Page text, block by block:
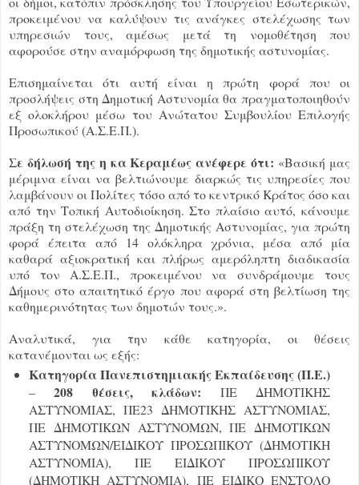
προκειμένου να καλύψουν τις ανάγκες στελέχωσης των
υπηρεσιών τους, αμέσως μετά τη νομοθέτηση που
αφορούσε στην αναμόρφωση της δημοτικής αστυνομίας.
Επισημαίνεται ότι αυτή είναι η πρώτη φορά που οι
προσλήψεις στη Δημοτική Αστυνομία θα πραγματοποιηθούν
εξ ολοκλήρου μέσω του Ανώτατου Συμβουλίου Επιλογής
Προσωπικού (Α.Σ.Ε.Π.).
Σε δήλωσή της η κα Κεραμέως ανέφερε ότι: «Βασική μας
μέριμνα είναι να βελτιώνουμε διαρκώς τις υπηρεσίες που
λαμβάνουν οι Πολίτες τόσο από το κεντρικό Κράτος όσο και
από την Τοπική Αυτοδιοίκηση. Στο πλαίσιο αυτό, κάνουμε
πράξη τη στελέχωση της Δημοτικής Αστυνομίας, για πρώτη
φορά έπειτα από 14 ολόκληρα χρόνια, μέσα από μία
καθαρά αξιοκρατική και πλήρως αμερόληπτη διαδικασία
υπό τον Α.Σ.Ε.Π., προκειμένου να συνδράμουμε τους
Δήμους στο απαιτητικό έργο που αφορά στη βελτίωση της
καθημερινότητας των δημοτών τους.».
Αναλυτικά, για την κάθε κατηγορία, οι θέσεις
κατανέμονται ως εξής:
Κατηγορία Πανεπιστημιακής Εκπαίδευσης (Π.Ε.)
–208 θέσεις, κλάδων: ΠΕ ΔΗΜΟΤΙΚΗΣ
ΑΣΤΥΝΟΜΙΑΣ, ΠΕ23 ΔΗΜΟΤΙΚΗΣ ΑΣΤΥΝΟΜΙΑΣ,
ΠΕ ΔΗΜΟΤΙΚΩΝ ΑΣΤΥΝΟΜΩΝ, ΠΕ ΔΗΜΟΤΙΚΩΝ
ΑΣΤΥΝΟΜΩΝ/ΕΙΔΙΚΟΥ ΠΡΟΣΩΠΙΚΟΥ (ΔΗΜΟΤΙΚΗ
ΑΣΤΥΝΟΜΙΑ), ΠΕ ΕΙΔΙΚΟΥ ΠΡΟΣΩΠΙΚΟΥ
(ΔΗΜΟΤΙΚΗ ΑΣΤΥΝΟΜΙΑ), ΠΕ ΕΙΔΙΚΟ ΕΝΣΤΟΛΟ